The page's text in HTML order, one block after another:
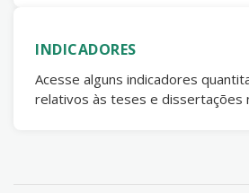
INDICADORES
Acesse alguns indicadores
relativos às teses e dissertações